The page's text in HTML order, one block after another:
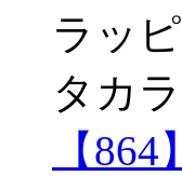
ラッ
タカ
【864】